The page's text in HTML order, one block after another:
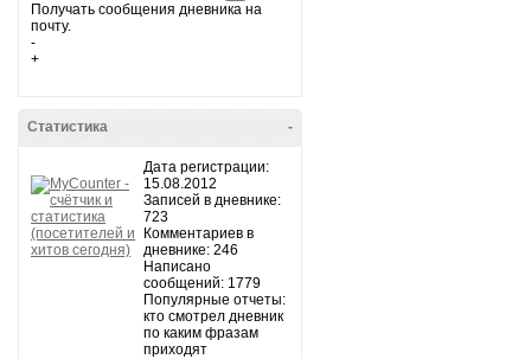
Получать сообщения дневника на
почту.
-
+
-
Статистика
Дата регистрации:
15.08.2012
Записей в дневнике:
723
Комментариев в
дневнике: 246
Написано
сообщений: 1779
Популярные отчеты:
кто смотрел дневник
по каким фразам
приходят